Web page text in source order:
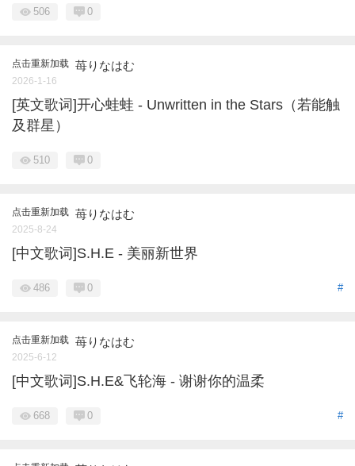
506 0
点击重新加载 苺りなはむ
2026-1-16
[英文歌词]开心蛙蛙 - Unwritten in the Stars（若能触
及群星）
510 0
点击重新加载 苺りなはむ
2025-8-24
[中文歌词]S.H.E - 美丽新世界
#
486 0
点击重新加载 苺りなはむ
2025-6-12
[中文歌词]S.H.E&飞轮海 - 谢谢你的温柔
#
668 0